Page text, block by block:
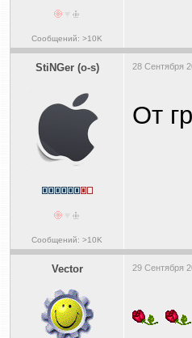
Сообщений: >10K
StiNGer (o-s)
Сообщений: >10K
28 Сентября
От
Vector 29 Сентября